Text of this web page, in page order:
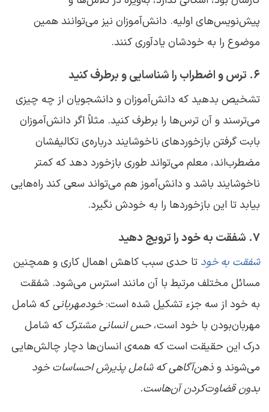
پیش‌نویس‌های اولیه. دانش‌آموزان نیز می‌توانند همین
موضوع را به خودشان یادآوری کنند.
۶. ترس و اضطراب را شناسایی و برطرف کنید
تشخیص بدهید که دانش‌آموزان و دانشجویان از چه چیزی
می‌ترسند و آن ترس‌ها را برطرف کنید. مثلاً اگر دانش‌آموزان
بابت گرفتن بازخوردهای ناخوشایند درباره‌ی تکالیفشان
مضطرب‌اند، معلم می‌تواند طوری بازخورد دهد که کمتر
ناخوشایند باشد و دانش‌آموز هم می‌تواند سعی کند راه‌هایی
بیابد تا این بازخوردها را به خودش نگیرد.
۷. شفقت به خود را ترویج دهید
شفقت به خود تا حدی سبب کاهش اهمال‌ کاری و همچنین
مسائل مختلف مرتبط با آن مانند استرس می‌شود. شفقت
به خود از سه جزء تشکیل شده است:خودمهربانیکه شامل
مهربان‌بودن با خود است،حس انسانی مشترک که شامل
درک این حقیقت است که همه‌ی انسان‌ها دچار چالش‌هایی
می‌شوند وذهن‌آگاهی که شامل پذیرش احساسات خود
بدون قضاوت‌کردن آن‌هاست.